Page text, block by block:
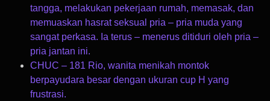
tangga, melakukan pekerjaan rumah, memasak, dan
memuaskan hasrat seksual pria – pria muda yang
sangat perkasa. Ia terus – menerus ditiduri oleh pria –
pria jantan ini.
CHUC – 181 Rio, wanita menikah montok
berpayudara besar dengan ukuran cup H yang
frustrasi.